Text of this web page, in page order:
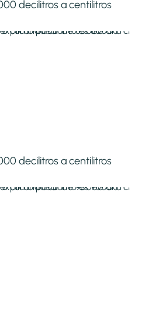
decilitros a centilitros
decilitros a centilitros